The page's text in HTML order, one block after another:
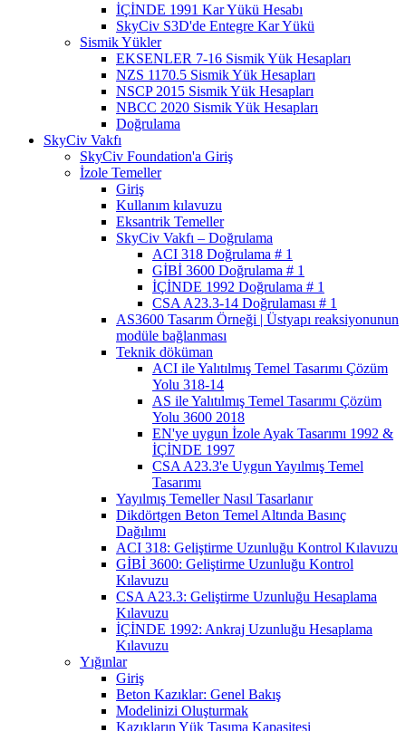
İÇİNDE 1991 Kar Yükü Hesabı
SkyCiv S3D'de Entegre Kar Yükü
Sismik Yükler
EKSENLER 7-16 Sismik Yük Hesapları
NZS 1170.5 Sismik Yük Hesapları
NSCP 2015 Sismik Yük Hesapları
NBCC 2020 Sismik Yük Hesapları
Doğrulama
SkyCiv Vakfı
SkyCiv Foundation'a Giriş
İzole Temeller
Giriş
Kullanım kılavuzu
Eksantrik Temeller
SkyCiv Vakfı – Doğrulama
ACI 318 Doğrulama # 1
GİBİ 3600 Doğrulama # 1
İÇİNDE 1992 Doğrulama # 1
CSA A23.3-14 Doğrulaması # 1
AS3600 Tasarım Örneği | Üstyapı reaksiyonunun
modüle bağlanması
Teknik döküman
ACI ile Yalıtılmış Temel Tasarımı Çözüm
Yolu 318-14
AS ile Yalıtılmış Temel Tasarımı Çözüm
Yolu 3600 2018
EN'ye uygun İzole Ayak Tasarımı 1992 &
İÇİNDE 1997
CSA A23.3'e Uygun Yayılmış Temel
Tasarımı
Yayılmış Temeller Nasıl Tasarlanır
Dikdörtgen Beton Temel Altında Basınç
Dağılımı
ACI 318: Geliştirme Uzunluğu Kontrol Kılavuzu
GİBİ 3600: Geliştirme Uzunluğu Kontrol
Kılavuzu
CSA A23.3: Geliştirme Uzunluğu Hesaplama
Kılavuzu
İÇİNDE 1992: Ankraj Uzunluğu Hesaplama
Kılavuzu
Yığınlar
Giriş
Beton Kazıklar: Genel Bakış
Modelinizi Oluşturmak
Kazıkların Yük Taşıma Kapasitesi